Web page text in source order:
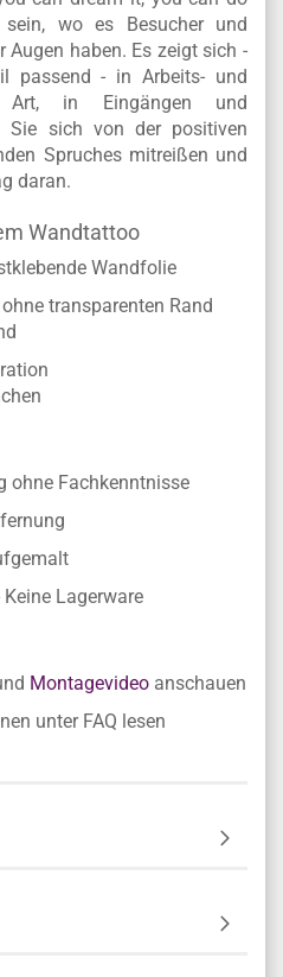
wo es Besucher und
Augen haben. Es zeigt sich -
passend - in Arbeits- und
Art, in Eingängen und
Sie sich von der positiven
Spruches mitreißen und
daran.
Wandtattoo
Wandfolie
transparenten Rand
ohne Fachkenntnisse
Lagerware
Montagevideo anschauen
unter FAQ lesen